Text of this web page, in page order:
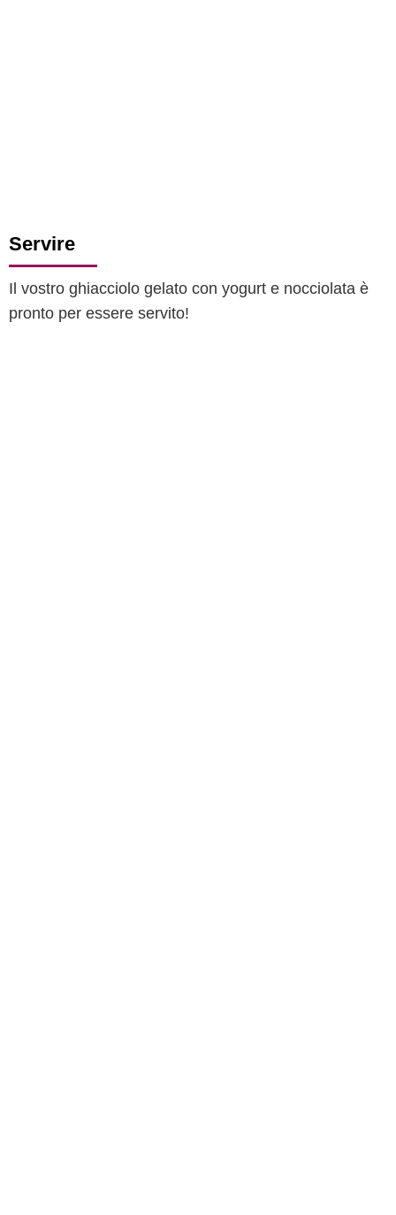
Servire
Il vostro ghiacciolo gelato con yogurt e nocciolata è
pronto per essere servito!